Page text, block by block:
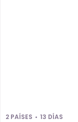
2 PAÍSES 13 DÍAS